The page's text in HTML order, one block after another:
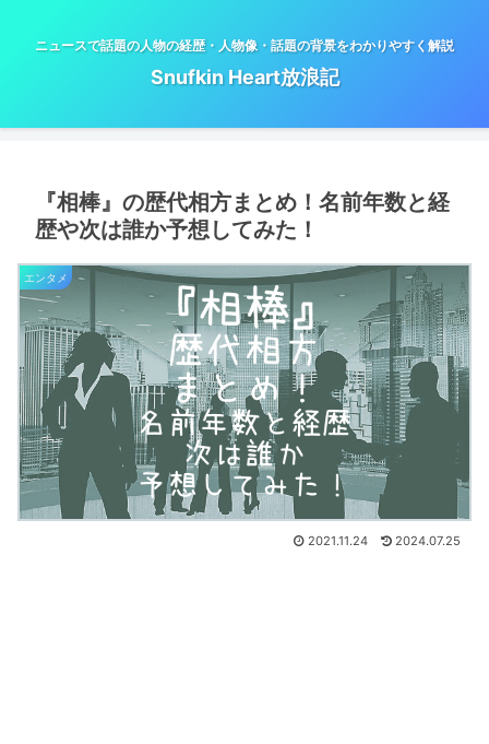
ニュースで話題の人物の経歴・人物像・話題の背景をわかりやすく解説
Snufkin Heart放浪記
『相棒』の歴代相方まとめ！名前年数と経
歴や次は誰か予想してみた！
エンタメ
2021.11.24 2024.07.25